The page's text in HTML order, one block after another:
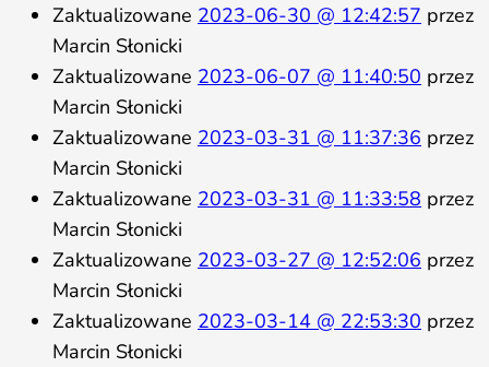
Zaktualizowane 2023-06-30 @ 12:42:57 przez
Marcin Słonicki
Zaktualizowane 2023-06-07 @ 11:40:50 przez
Marcin Słonicki
Zaktualizowane 2023-03-31 @ 11:37:36 przez
Marcin Słonicki
Zaktualizowane 2023-03-31 @ 11:33:58 przez
Marcin Słonicki
Zaktualizowane 2023-03-27 @ 12:52:06 przez
Marcin Słonicki
Zaktualizowane 2023-03-14 @ 22:53:30 przez
Marcin Słonicki